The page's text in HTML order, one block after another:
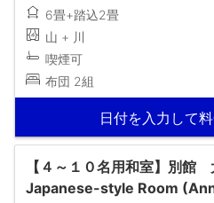
6畳+踏込2畳
山 + 川
喫煙可
布団 2組
日付を入力して
【４～１０名用和室】別館
Japanese-style Room